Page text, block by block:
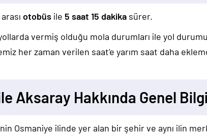
otobüs ile 5 saat 15 dakika sürer.
vermiş olduğu mola durumları ile yol
her zaman verilen saat'e yarım saat daha
Aksaray Hakkında Genel
Osmaniye ilinde yer alan bir şehir ve aynı ilin